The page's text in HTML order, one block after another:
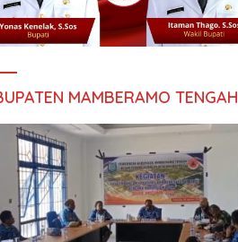
MAMBERAMO TENGAH